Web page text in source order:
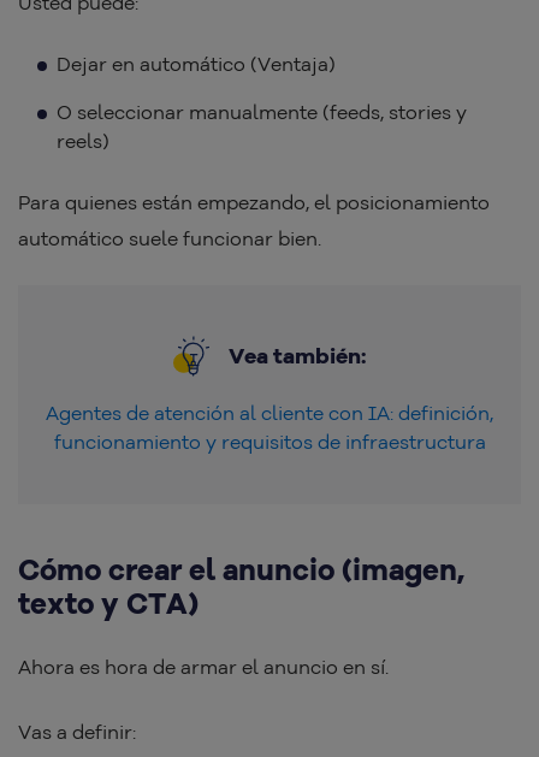
Dejar en automático (Ventaja)
O seleccionar manualmente (feeds, stories y
reels)
Para quienes están empezando, el posicionamiento
automático suele funcionar bien.
Vea también:
Agentes de atención al cliente con IA: definición,
funcionamiento y requisitos de infraestructura
Cómo crear el anuncio (imagen,
texto y CTA)
Ahora es hora de armar el anuncio en sí.
Vas a definir: